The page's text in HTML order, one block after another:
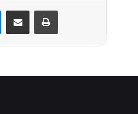
Messenger
E-Posta ile paylaş Yazdır